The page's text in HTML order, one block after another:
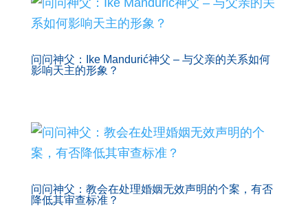
问问神父：Ike Mandurić神父 – 与父亲的关系如何
影响天主的形象？
问问神父：教会在处理婚姻无效声明的个案，有否
降低其审查标准？